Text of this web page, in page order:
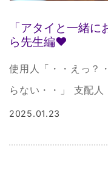
「アタイと一緒
ら先生編❤
使用人「・・えっ？
らない・・」 支配人
にゃいってぇ・・く
2025.01.23